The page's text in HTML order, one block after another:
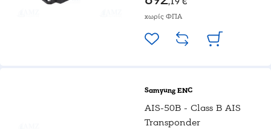
χωρίς ΦΠΑ
Samyung ENC
AIS-50B - Class B AIS
Transponder